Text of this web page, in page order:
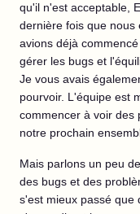
qu'il n'est acceptable,
dernière fois que nous
avions déjà
gérer les bugs et
Je vous avais
pourvoir. L'équipe est
commencer à voir des
notre prochain
Mais parlons un peu
des bugs et des
s'est mieux passé que